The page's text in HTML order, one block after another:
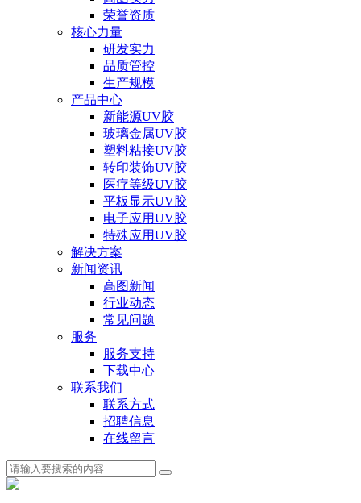
荣誉资质
核心力量
研发实力
品质管控
生产规模
产品中心
新能源UV胶
玻璃金属UV胶
塑料粘接UV胶
转印装饰UV胶
医疗等级UV胶
平板显示UV胶
电子应用UV胶
特殊应用UV胶
解决方案
新闻资讯
高图新闻
行业动态
常见问题
服务
服务支持
下载中心
联系我们
联系方式
招聘信息
在线留言